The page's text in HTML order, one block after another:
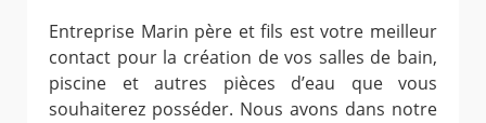
Entreprise Marin père et fils est votre meilleur
contact pour la création de vos salles de bain,
piscine et autres pièces d’eau que vous
souhaiterez posséder. Nous avons dans notre